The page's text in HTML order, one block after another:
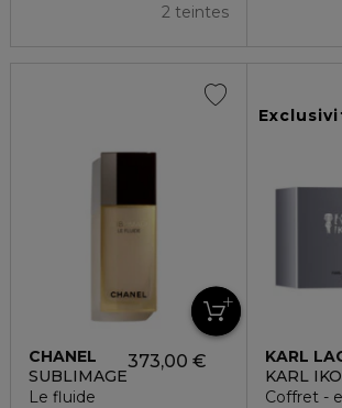
2 teintes
CHANEL
SUBLIMAGE
Le fluide
373,00 €
KARL
KARL
Coffret -